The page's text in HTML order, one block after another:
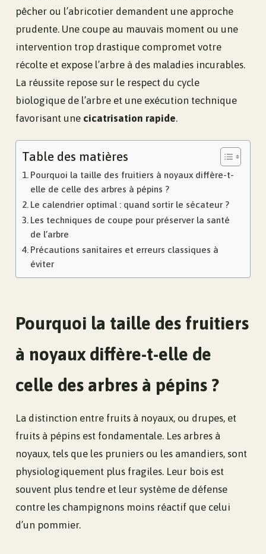
pêcher ou l’abricotier demandent une approche
prudente. Une coupe au mauvais moment ou une
intervention trop drastique compromet votre
récolte et expose l’arbre à des maladies incurables.
La réussite repose sur le respect du cycle
biologique de l’arbre et une exécution technique
favorisant une cicatrisation rapide.
Table des matières
Pourquoi la taille des fruitiers à noyaux diffère-t-
elle de celle des arbres à pépins ?
Le calendrier optimal : quand sortir le sécateur ?
Les techniques de coupe pour préserver la santé
de l’arbre
Précautions sanitaires et erreurs classiques à
éviter
Pourquoi la taille des fruitiers
à noyaux diffère-t-elle de
celle des arbres à pépins ?
La distinction entre fruits à noyaux, ou drupes, et
fruits à pépins est fondamentale. Les arbres à
noyaux, tels que les pruniers ou les amandiers, sont
physiologiquement plus fragiles. Leur bois est
souvent plus tendre et leur système de défense
contre les champignons moins réactif que celui
d’un pommier.